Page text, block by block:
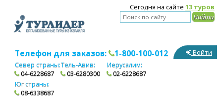
Сегодня на сайте 13 туров
Телефон для заказов: 1-800-100-012
Север страны:
04-6228687
Тель-Авив:
03-6280300
Иерусалим:
02-6228687
Юг страны:
08-6338687
Войти